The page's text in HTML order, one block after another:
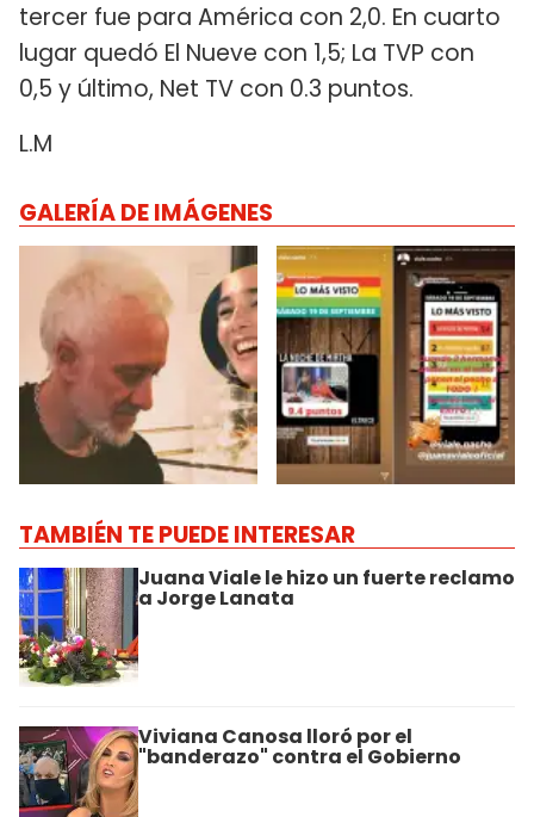
tercer fue para América con 2,0. En cuarto
lugar quedó El Nueve con 1,5; La TVP con
0,5 y último, Net TV con 0.3 puntos.
L.M
GALERÍA DE IMÁGENES
TAMBIÉN TE PUEDE INTERESAR
Juana Viale le hizo un fuerte reclamo
a Jorge Lanata
Viviana Canosa lloró por el
"banderazo" contra el Gobierno